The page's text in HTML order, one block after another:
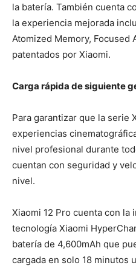
la batería. También cuenta
la experiencia mejorada
Atomized Memory, Focused
patentados por Xiaomi.
Carga rápida de siguiente
Para garantizar que la serie
experiencias
nivel profesional durante
cuentan con seguridad y
nivel.
Xiaomi 12 Pro cuenta con la
tecnología Xiaomi
batería de 4,600mAh que
cargada en solo 18 minutos